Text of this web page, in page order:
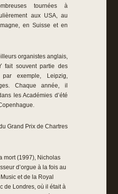
tournées à
aux USA, au
en Suisse et en
organistes anglais,
fait souvent partie des
exemple, Leipzig,
Chaque année, il
les Académies d’été
Grand Prix de Chartres
mort (1997), Nicholas
d’orgue à la fois au
et de la Royal
de Londres, où il était à